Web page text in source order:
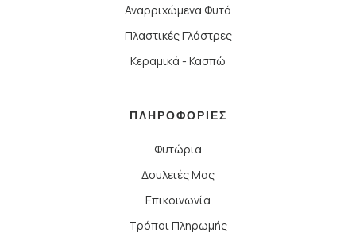
Αναρριχώμενα Φυτά
Πλαστικές Γλάστρες
Κεραμικά - Κασπώ
ΠΛΗΡΟΦΟΡΙΕΣ
Φυτώρια
Δουλειές Μας
Επικοινωνία
Τρόποι Πληρωμής